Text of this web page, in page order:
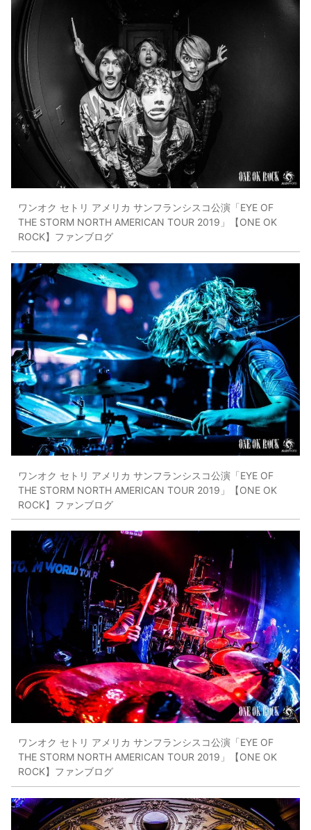
ワンオク セトリ アメリカ サンフランシスコ公演「EYE OF
THE STORM NORTH AMERICAN TOUR 2019」【ONE OK
ROCK】ファンブログ
ワンオク セトリ アメリカ サンフランシスコ公演「EYE OF
THE STORM NORTH AMERICAN TOUR 2019」【ONE OK
ROCK】ファンブログ
ワンオク セトリ アメリカ サンフランシスコ公演「EYE OF
THE STORM NORTH AMERICAN TOUR 2019」【ONE OK
ROCK】ファンブログ